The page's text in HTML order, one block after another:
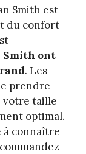
Smith est
du confort
Smith ont
. Les
prendre
votre taille
optimal.
connaître